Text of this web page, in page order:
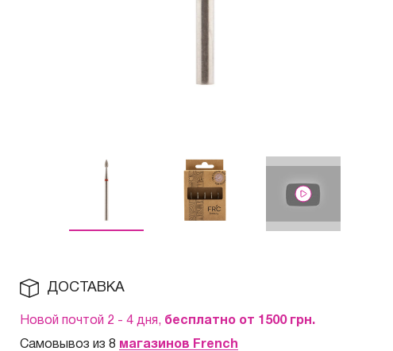
ДОСТАВКА
Новой почтой 2 - 4 дня, бесплатно от 1500 грн.
Самовывоз из 8 магазинов French